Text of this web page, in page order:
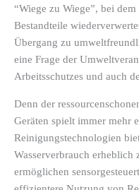
“Wiege zu Wiege”, bei
Bestandteile
Übergang zu
eine Frage der
Arbeitsschutzes und auch
Denn der
Geräten spielt immer mehr
Reinigungstechnologien
Wasserverbrauch erheblich
ermöglichen